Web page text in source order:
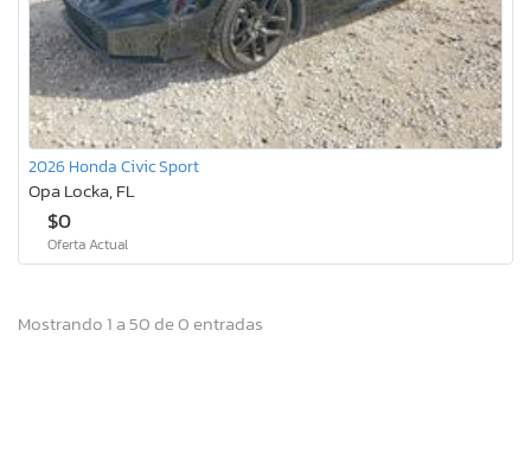
2026 Honda Civic Sport
Opa Locka, FL
$0
Oferta Actual
Mostrando 1 a 50 de 0 entradas